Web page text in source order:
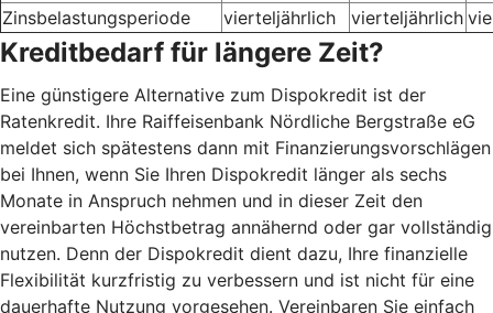
Zinsbelastungsperiode
vierteljährlich vierteljährlich
Kreditbedarf für längere Zeit?
Eine günstigere Alternative zum Dispokredit ist der
Ratenkredit. Ihre Raiffeisenbank Nördliche Bergstraße eG
meldet sich spätestens dann mit Finanzierungsvorschlägen
bei Ihnen, wenn Sie Ihren Dispokredit länger als sechs
Monate in Anspruch nehmen und in dieser Zeit den
vereinbarten Höchstbetrag annähernd oder gar vollständig
nutzen. Denn der Dispokredit dient dazu, Ihre finanzielle
Flexibilität kurzfristig zu verbessern und ist nicht für eine
dauerhafte Nutzung vorgesehen. Vereinbaren Sie einfach